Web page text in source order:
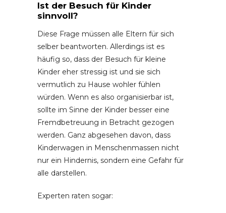
Ist der Besuch für Kinder
sinnvoll?
Diese Frage müssen alle Eltern für sich
selber beantworten. Allerdings ist es
häufig so, dass der Besuch für kleine
Kinder eher stressig ist und sie sich
vermutlich zu Hause wohler fühlen
würden. Wenn es also organisierbar ist,
sollte im Sinne der Kinder besser eine
Fremdbetreuung in Betracht gezogen
werden. Ganz abgesehen davon, dass
Kinderwagen in Menschenmassen nicht
nur ein Hindernis, sondern eine Gefahr für
alle darstellen.
Experten raten sogar: